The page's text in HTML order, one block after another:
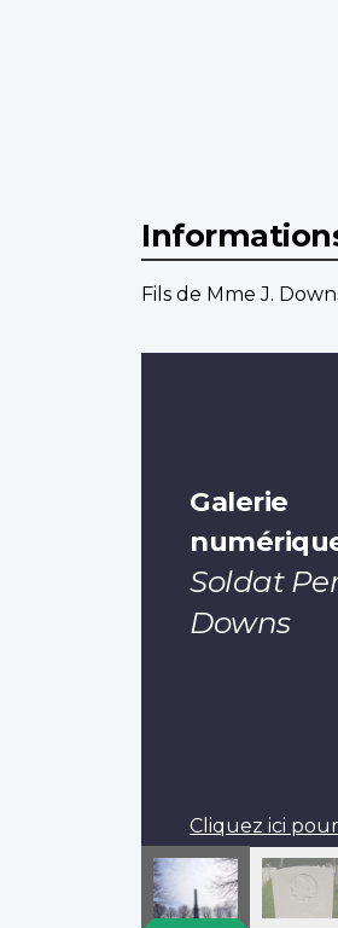
Fils de Mme J.
Galerie
Soldat
Downs
Cliquez ici